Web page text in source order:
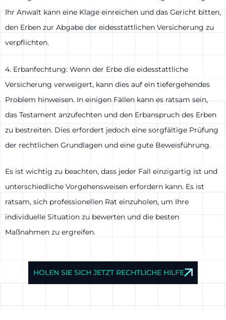
Ihr Anwalt kann eine Klage einreichen und das Gericht bitten,
den Erben zur Abgabe der eidesstattlichen Versicherung zu
verpflichten.
4. Erbanfechtung: Wenn der Erbe die eidesstattliche
Versicherung verweigert, kann dies auf ein tiefergehendes
Problem hinweisen. In einigen Fällen kann es ratsam sein,
das Testament anzufechten und den Erbanspruch des Erben
zu bestreiten. Dies erfordert jedoch eine sorgfältige Prüfung
der rechtlichen Grundlagen und eine gute Beweisführung.
Es ist wichtig zu beachten, dass jeder Fall einzigartig ist und
unterschiedliche Vorgehensweisen erfordern kann. Es ist
ratsam, sich professionellen Rat einzuholen, um Ihre
individuelle Situation zu bewerten und die besten
Maßnahmen zu ergreifen.
HOLEN SIE SICH JETZT RECHTLICHE HILFE